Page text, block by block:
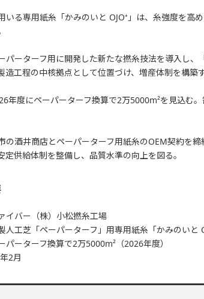
いる専用紙糸「かみのいと OJO⁺」は、糸強度を高
パーターフ用に開発した新たな撚糸技法を導入し、
造工程の中核拠点として位置づけ、増産体制を構築す
年度にペーパーターフ換算で2万5000m²を見込む
の酒井商店とペーパーターフ用紙糸のOEM契約を
定供給体制を整備し、品質水準の向上を図る。
イバー（株）小松撚糸工場
人工芝「ペーパーターフ」用専用紙糸「かみのいと
パーターフ換算で2万5000m²（2026年度）
2月